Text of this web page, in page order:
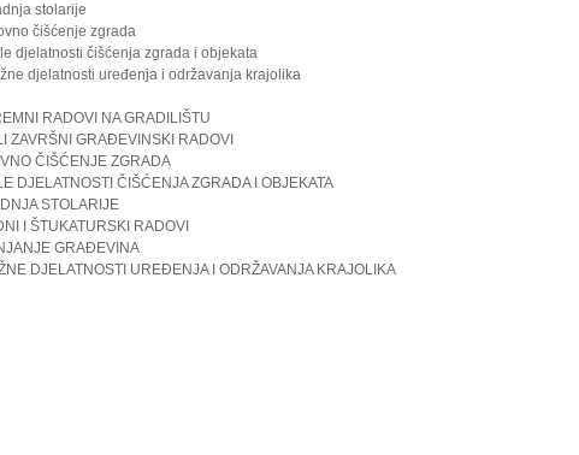
stolarije
čišćenje zgrada
djelatnosti čišćenja zgrada i objekata
djelatnosti uređenja i održavanja krajolika
RADOVI NA GRADILIŠTU
ZAVRŠNI GRAĐEVINSKI RADOVI
ČIŠĆENJE ZGRADA
DJELATNOSTI ČIŠĆENJA ZGRADA I OBJEKATA
STOLARIJE
I ŠTUKATURSKI RADOVI
GRAĐEVINA
DJELATNOSTI UREĐENJA I ODRŽAVANJA KRAJOLIKA